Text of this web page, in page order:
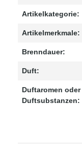
Artikelkategorie:
Artikelmerkmale:
Brenndauer:
Duft:
Duftaromen oder
Duftsubstanzen: